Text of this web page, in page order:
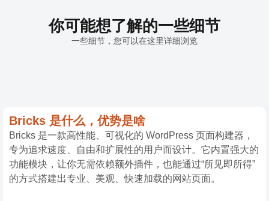
你可能想了解的一些细节
一些细节，您可以在这里详细浏览
Bricks 是什么，优势是啥
Bricks 是一款高性能、可视化的 WordPress 页面构建器，
专为追求速度、自由和扩展性的用户而设计。它内置强大的
功能模块，让你无需依赖额外插件，也能通过“所见即所得”
的方式搭建出专业、美观、快速加载的网站页面。